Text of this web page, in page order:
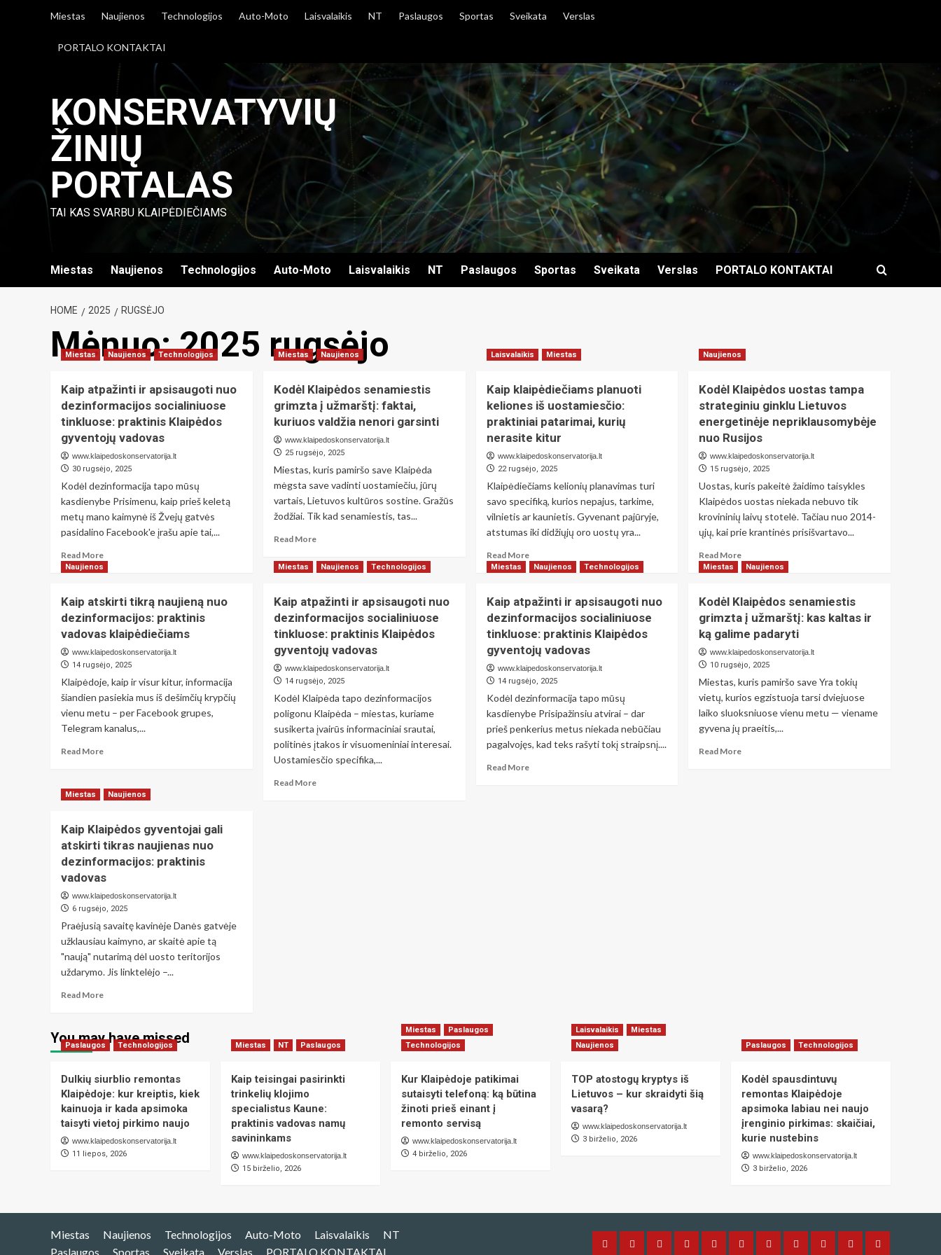
Miestas Naujienos Technologijos Auto-Moto Laisvalaikis NT Paslaugos Sportas Sveikata Verslas
PORTALO KONTAKTAI
KONSERVATYVIŲ
ŽINIŲ
PORTALAS
TAI KAS SVARBU KLAIPĖDIEČIAMS
Miestas Naujienos Technologijos Auto-Moto Laisvalaikis NT Paslaugos Sportas Sveikata Verslas PORTALO KONTAKTAI
HOME 2025 RUGSĖJO
Mėnuo:2025 rugsėjo
Miestas Naujienos Technologijos
Kaip atpažinti ir apsisaugoti nuo
dezinformacijos socialiniuose
tinkluose: praktinis Klaipėdos
gyventojų vadovas
www.klaipedoskonservatorija.lt
30 rugsėjo, 2025
Kodėl dezinformacija tapo mūsų
kasdienybe Prisimenu, kaip prieš keletą
metų mano kaimynė iš Žvejų gatvės
pasidalino Facebook'e įrašu apie tai,...
Read MoreRead
atpažinti
ir
apsisaugoti
dezinformacijos
tinkluose:
praktinis
Klaipėdos
gyventojų
Miestas Naujienos
Kodėl Klaipėdos senamiestis
grimzta į užmarštį: faktai,
kuriuos valdžia nenori garsinti
www.klaipedoskonservatorija.lt
25 rugsėjo, 2025
Miestas, kuris pamiršo save Klaipėda
mėgsta save vadinti uostamiečiu, jūrų
vartais, Lietuvos kultūros sostine. Gražūs
žodžiai. Tik kad senamiestis, tas...
Read MoreRead
about
senamiestis
grimzta
į
užmarštį:
faktai,
kuriuos
valdžia
nenori
garsinti
Laisvalaikis Miestas
Kaip klaipėdiečiams planuoti
keliones iš uostamiesčio:
praktiniai patarimai, kurių
nerasite kitur
www.klaipedoskonservatorija.lt
22 rugsėjo, 2025
Klaipėdiečiams kelionių planavimas turi
savo specifiką, kurios nepajus, tarkime,
vilnietis ar kaunietis. Gyvenant pajūryje,
atstumas iki didžiųjų oro uostų yra...
Read MoreRead
more
klaipėdiečiams
planuoti
keliones
iš
uostamiesčio:
praktiniai
patarimai,
kurių
nerasite
kitur
Naujienos
Kodėl Klaipėdos uostas tampa
strateginiu ginklu Lietuvos
energetinėje nepriklausomybėje
nuo Rusijos
www.klaipedoskonservatorija.lt
15 rugsėjo, 2025
Uostas, kuris pakeitė žaidimo taisykles
Klaipėdos uostas niekada nebuvo tik
krovininių laivų stotelė. Tačiau nuo 2014-
ųjų, kai prie krantinės prisišvartavo...
Read MoreRead
more
Klaipėdos
uostas
tampa
ginklu
energetinėje
nepriklausomybėje
nuo
Rusijos
Naujienos
Kaip atskirti tikrą naujieną nuo
dezinformacijos: praktinis
vadovas klaipėdiečiams
www.klaipedoskonservatorija.lt
14 rugsėjo, 2025
Klaipėdoje, kaip ir visur kitur, informacija
šiandien pasiekia mus iš dešimčių krypčių
vienu metu – per Facebook grupes,
Telegram kanalus,...
Read MoreRead
Kaip
atskirti
naujieną
nuo
dezinformacijos:
praktinis
vadovas
klaipėdiečiams
Miestas Naujienos Technologijos
Kaip atpažinti ir apsisaugoti nuo
dezinformacijos socialiniuose
tinkluose: praktinis Klaipėdos
gyventojų vadovas
www.klaipedoskonservatorija.lt
14 rugsėjo, 2025
Kodėl Klaipėda tapo dezinformacijos
poligonu Klaipėda – miestas, kuriame
susikerta įvairūs informaciniai srautai,
politinės įtakos ir visuomeniniai interesai.
Uostamiesčio specifika,...
Read MoreRead
Miestas Naujienos Technologijos
Kaip atpažinti ir apsisaugoti nuo
dezinformacijos socialiniuose
tinkluose: praktinis Klaipėdos
gyventojų vadovas
www.klaipedoskonservatorija.lt
14 rugsėjo, 2025
Kodėl dezinformacija tapo mūsų
kasdienybe Prisipažinsiu atvirai – dar
prieš penkerius metus niekada nebūčiau
pagalvojęs, kad teks rašyti tokį straipsnį....
Read MoreRead
Miestas Naujienos
Kodėl Klaipėdos senamiestis
grimzta į užmarštį: kas kaltas ir
ką galime padaryti
www.klaipedoskonservatorija.lt
10 rugsėjo, 2025
Miestas, kuris pamiršo save Yra tokių
vietų, kurios egzistuoja tarsi dviejuose
laiko sluoksniuose vienu metu — viename
gyvena jų praeitis,...
Read MoreRead
Miestas Naujienos
Kaip Klaipėdos gyventojai gali
atskirti tikras naujienas nuo
dezinformacijos: praktinis
vadovas
www.klaipedoskonservatorija.lt
6 rugsėjo, 2025
Praėjusią savaitę kavinėje Danės gatvėje
užklausiau kaimyno, ar skaitė apie tą
"naują" nutarimą dėl uosto teritorijos
uždarymo. Jis linktelėjo –...
Read MoreRead
Kaip
Klaipėdos
gali
atskirti
tikras
naujienas
nuo
dezinformacijos:
praktinis
You may have missed
Paslaugos Technologijos
Dulkių siurblio remontas
Klaipėdoje: kur kreiptis, kiek
kainuoja ir kada apsimoka
taisyti vietoj pirkimo naujo
www.klaipedoskonservatorija.lt
11 liepos, 2026
Miestas NT Paslaugos
Kaip teisingai pasirinkti
trinkelių klojimo
specialistus Kaune:
praktinis vadovas namų
savininkams
www.klaipedoskonservatorija.lt
15 birželio, 2026
Miestas
Paslaugos
Technologijos
Kur Klaipėdoje patikimai
sutaisyti telefoną: ką būtina
žinoti prieš einant į
remonto servisą
www.klaipedoskonservatorija.lt
4 birželio, 2026
Laisvalaikis
Miestas
Naujienos
TOP atostogų kryptys iš
Lietuvos – kur skraidyti šią
vasarą?
www.klaipedoskonservatorija.lt
3 birželio, 2026
Paslaugos Technologijos
Kodėl spausdintuvų
remontas Klaipėdoje
apsimoka labiau nei naujo
įrenginio pirkimas: skaičiai,
kurie nustebins
www.klaipedoskonservatorija.lt
3 birželio, 2026
Miestas Naujienos Technologijos Auto-Moto Laisvalaikis
NT
Paslaugos
Sportas Sveikata Verslas PORTALO KONTAKTAI MiestasNaujienosTechnologijos
Auto- Laisvalaikis
NT PaslaugosSportasSveikataVerslasPORTALO